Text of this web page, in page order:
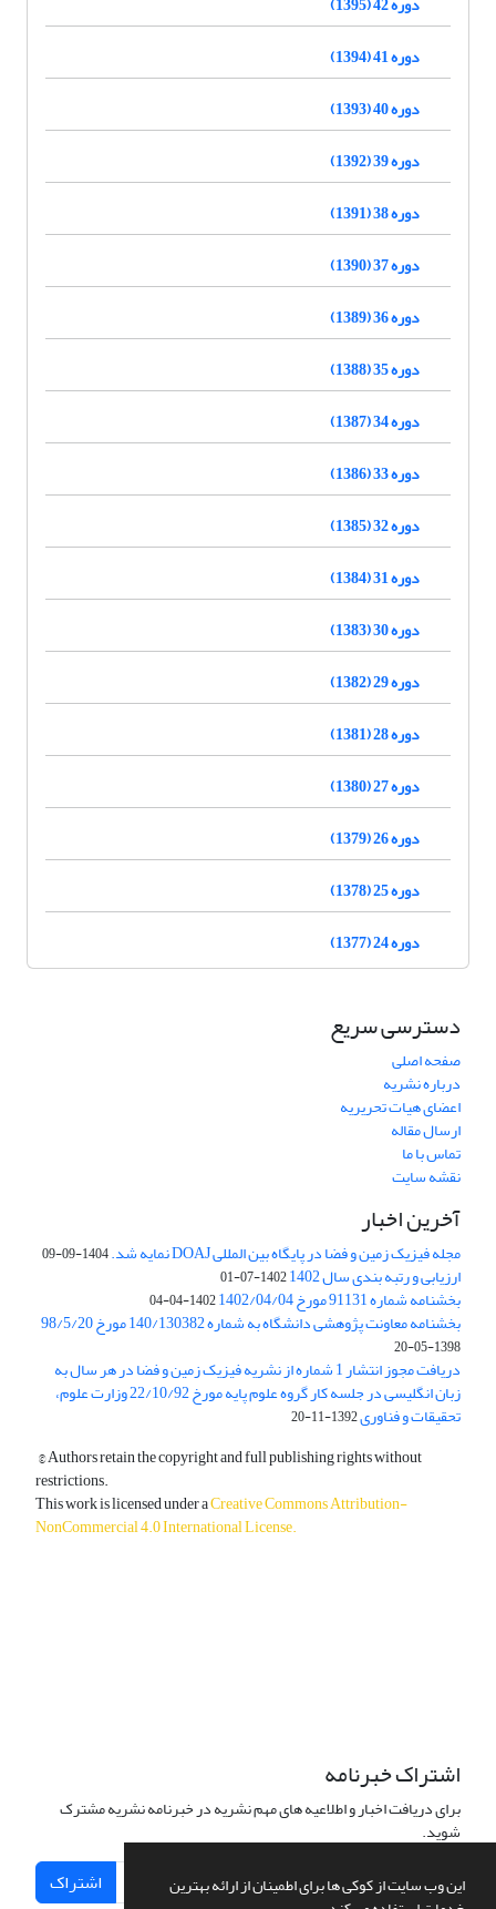
این وب سایت از کوکی ها برای اطمینان از ارائه بهترین
دوره 41 (1394)
دوره 40 (1393)
دوره 39 (1392)
دوره 38 (1391)
دوره 37 (1390)
دوره 36 (1389)
دوره 35 (1388)
دوره 34 (1387)
دوره 33 (1386)
دوره 32 (1385)
دوره 31 (1384)
دوره 30 (1383)
دوره 29 (1382)
دوره 28 (1381)
دوره 27 (1380)
دوره 26 (1379)
دوره 25 (1378)
دوره 24 (1377)
دسترسی سریع
صفحه اصلی
درباره نشریه
اعضای هیات تحریریه
ارسال مقاله
تماس با ما
نقشه سایت
آخرین اخبار
مجله فیزیک زمین و فضا در پایگاه بین المللی DOAJ نمایه شد. 1404-09-09
ارزیابی و رتبه بندی سال 1402 1402-07-01
بخشنامه شماره 91131 مورخ 1402/04/04 1402-04-04
بخشنامه معاونت پژوهشی دانشگاه به شماره 140/130382 مورخ 98/5/20
1398-05-20
دریافت مجوز انتشار 1 شماره از نشریه فیزیک زمین و فضا در هر سال به
زبان انگلیسی در جلسه کار گروه علوم پایه مورخ 22/10/92 وزارت علوم،
تحقیقات و فناوری1392-11-20
© Authors retain the copyright and full publishing rights without
restrictions.
This work is licensed under aCreative Commons Attribution-
NonCommercial 4.0 International License.
اشتراک خبرنامه
برای دریافت اخبار و اطلاعیه های مهم نشریه در خبرنامه نشریه مشترک
شوید.
اشتراک